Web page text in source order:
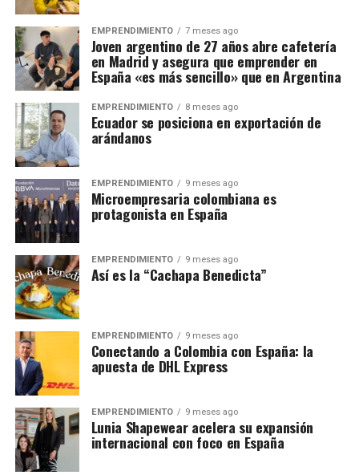
EMPRENDIMIENTO 7 meses ago
Joven argentino de 27 años abre cafetería
en Madrid y asegura que emprender en
España «es más sencillo» que en Argentina
EMPRENDIMIENTO 8 meses ago
Ecuador se posiciona en exportación de
arándanos
EMPRENDIMIENTO 9 meses ago
Microempresaria colombiana es
protagonista en España
EMPRENDIMIENTO 9 meses ago
Así es la “Cachapa Benedicta”
EMPRENDIMIENTO 9 meses ago
Conectando a Colombia con España: la
apuesta de DHL Express
EMPRENDIMIENTO 9 meses ago
Lunia Shapewear acelera su expansión
internacional con foco en España